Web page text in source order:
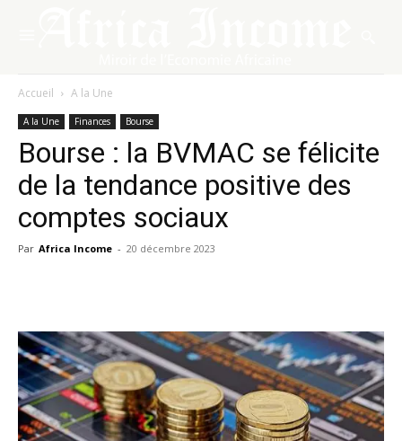
Accueil A la Une
A la Une Finances Bourse
Bourse : la BVMAC se félicite
de la tendance positive des
comptes sociaux
Par Africa Income - 20 décembre 2023